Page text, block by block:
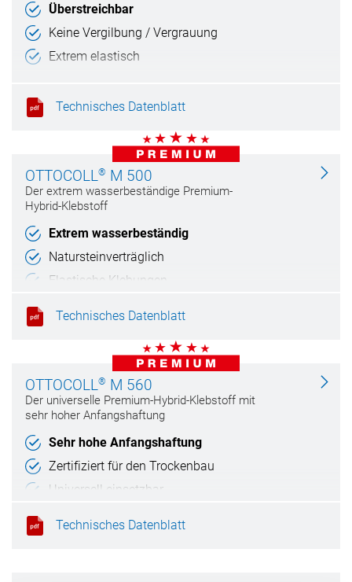
Überstreichbar
Keine Vergilbung / Vergrauung
Extrem elastisch
Technisches Datenblatt
OTTOCOLL® M 500
Der extrem wasserbeständige Premium-
Hybrid-Klebstoff
Extrem wasserbeständig
Natursteinverträglich
Elastische Klebungen
Technisches Datenblatt
OTTOCOLL® M 560
Der universelle Premium-Hybrid-Klebstoff mit
sehr hoher Anfangshaftung
Sehr hohe Anfangshaftung
Zertifiziert für den Trockenbau
Universell einsetzbar
Technisches Datenblatt